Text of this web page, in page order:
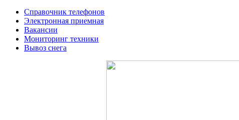
Справочник телефонов
Электронная приемная
Вакансии
Мониторинг техники
Вывоз снега